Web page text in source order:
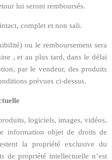
lui seront remboursés.
complet et non sali.
ou le remboursement sera
, et au plus tard, dans le délai
par le vendeur, des produits
prévues ci-dessus.
logiciels, images, vidéos,
information objet de droits de
la propriété exclusive du
de propriété intellectuelle n’est